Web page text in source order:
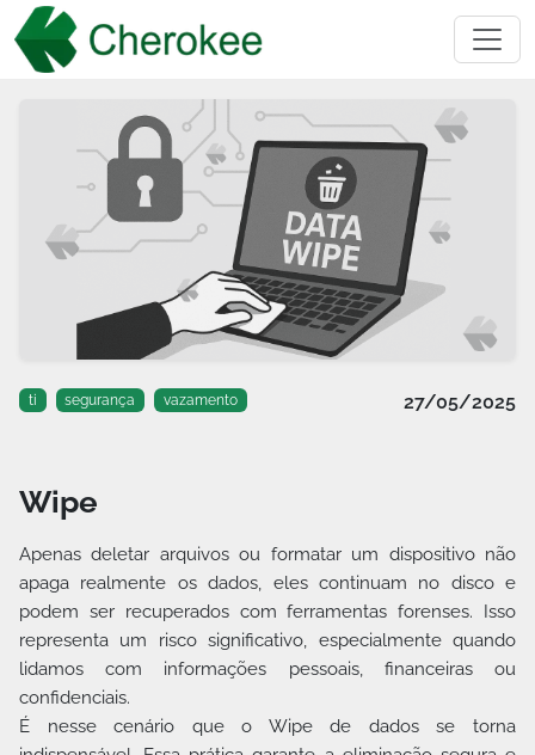
ti segurança vazamento 27/05/2025
Wipe
Apenas deletar arquivos ou formatar um dispositivo não
apaga realmente os dados, eles continuam no disco e
podem ser recuperados com ferramentas forenses. Isso
representa um risco significativo, especialmente quando
lidamos com informações pessoais, financeiras ou
confidenciais.
É nesse cenário que o Wipe de dados se torna